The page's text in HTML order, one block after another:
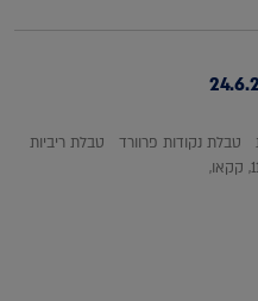
נקודות פרוורד טבלת ריביות